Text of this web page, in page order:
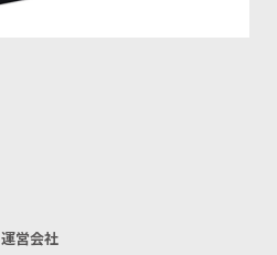
運営会社